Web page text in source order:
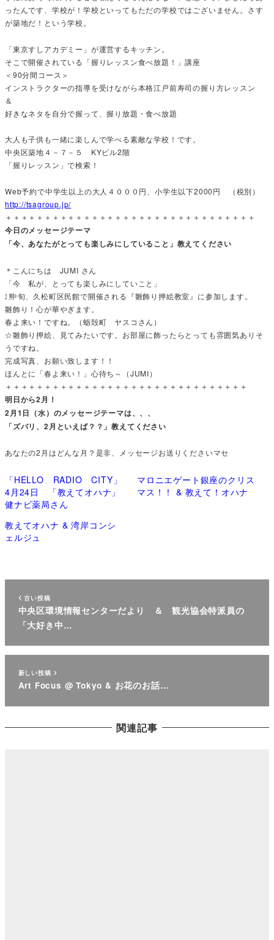
ったんです、学校が！学校といってもただの学校ではございません。さす
が築地だ！という学校。
「東京すしアカデミー」が運営するキッチン。
そこで開催されている「握りレッスン食べ放題！」講座
＜90分間コース＞
インストラクターの指導を受けながら本格江戸前寿司の握り方レッスン
＆
好きなネタを自分で握って、握り放題・食べ放題
大人も子供も一緒に楽しんで学べる素敵な学校！です。
中央区築地４－７－５ KYビル2階
「握りレッスン」で検索！
Web予約で中学生以上の大人４０００円、小学生以下2000円 （税別）
http://tsagroup.jp/
＋＋＋＋＋＋＋＋＋＋＋＋＋＋＋＋＋＋＋＋＋＋＋＋＋＋＋＋＋＋＋＋
今日のメッセージテーマ
「今、あなたがとっても楽しみにしていること」教えてください
＊こんにちは JUMI さん
「今 私が、とっても楽しみにしていこと」
㋁中旬、久松町区民館で開催される『雛飾り押絵教室』に参加します。
雛飾り！心が華やぎます。
春よ来い！ですね。（蛎殻町 ヤスコさん）
☆雛飾り押絵、見てみたいです。お部屋に飾ったらとっても雰囲気ありそ
うですね。
完成写真、お願い致します！！
ほんとに「春よ来い！」心待ち～（JUMI）
＋＋＋＋＋＋＋＋＋＋＋＋＋＋＋＋＋＋＋＋＋＋＋＋＋＋＋＋＋＋＋
明日から2月！
2月1日（水）のメッセージテーマは、、、
「ズバリ、2月といえば？？」教えてください
あなたの2月はどんな月？是非、メッセージお送りくださいマセ
「HELLO RADIO CITY」
4月24日 「教えてオハナ」
健ナビ薬局さん
マロニエゲート銀座のクリス
マス！！ & 教えて！オハナ
教えてオハナ & 湾岸コンシ
ェルジュ
古い投稿
中央区環境情報センターだより ＆ 観光協会特派員の
「大好き中…
新しい投稿
Art Focus @ Tokyo & お花のお話…
関連記事